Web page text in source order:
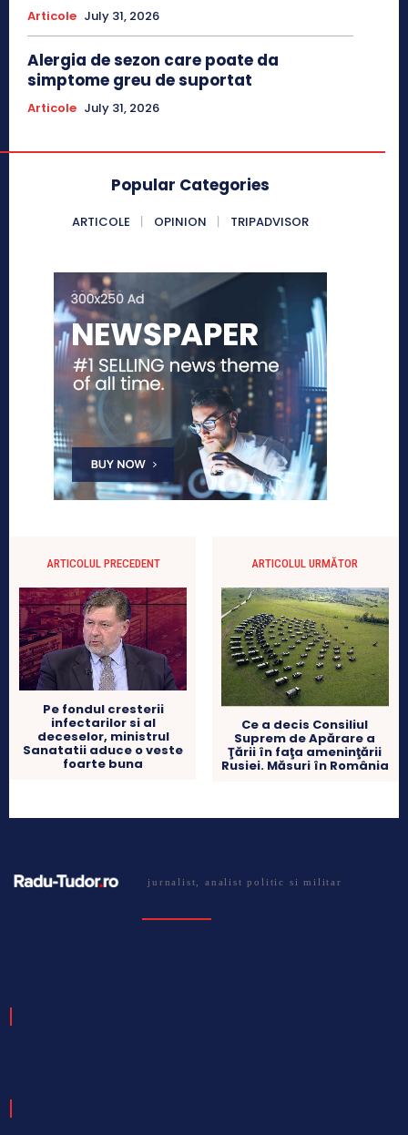
Articole July 31, 2026
Alergia de sezon care poate da
simptome greu de suportat
Articole July 31, 2026
Popular Categories
ARTICOLE OPINION TRIPADVISOR
ARTICOLUL PRECEDENT
Pe fondul cresterii
infectarilor si al
deceselor, ministrul
Sanatatii aduce o veste
foarte buna
ARTICOLUL URMĂTOR
Ce a decis Consiliul
Suprem de Apărare a
Ţării în faţa ameninţării
Rusiei. Măsuri în România
jurnalist, analist politic si militar